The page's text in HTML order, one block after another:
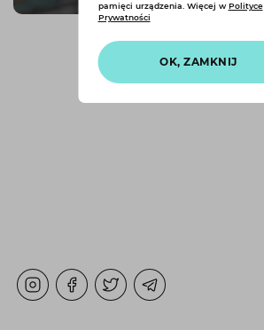
pamięci urządzenia. Więcej wPolityce
Prywatności
OK, ZAMKNIJ